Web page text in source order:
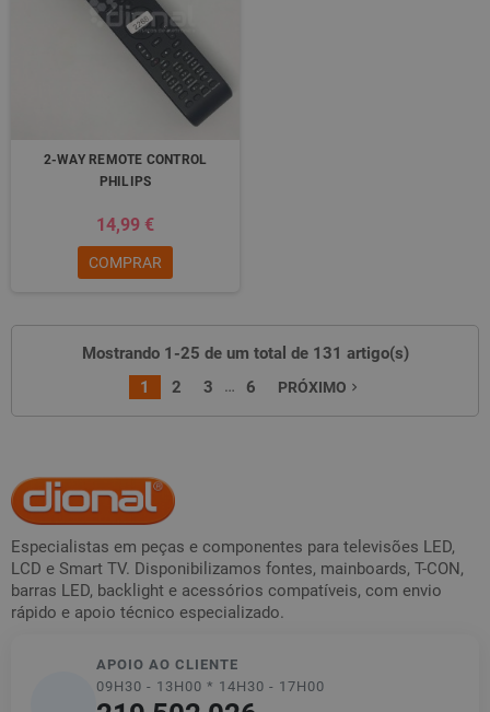
2-WAY REMOTE CONTROL
PHILIPS
14,99 €
COMPRAR
Mostrando 1-25 de um total de 131 artigo(s)
1
2 3 … 6 PRÓXIMO navigate_next
Especialistas em peças e componentes para televisões LED,
LCD e Smart TV. Disponibilizamos fontes, mainboards, T-CON,
barras LED, backlight e acessórios compatíveis, com envio
rápido e apoio técnico especializado.
APOIO AO CLIENTE
09H30 - 13H00 * 14H30 - 17H00